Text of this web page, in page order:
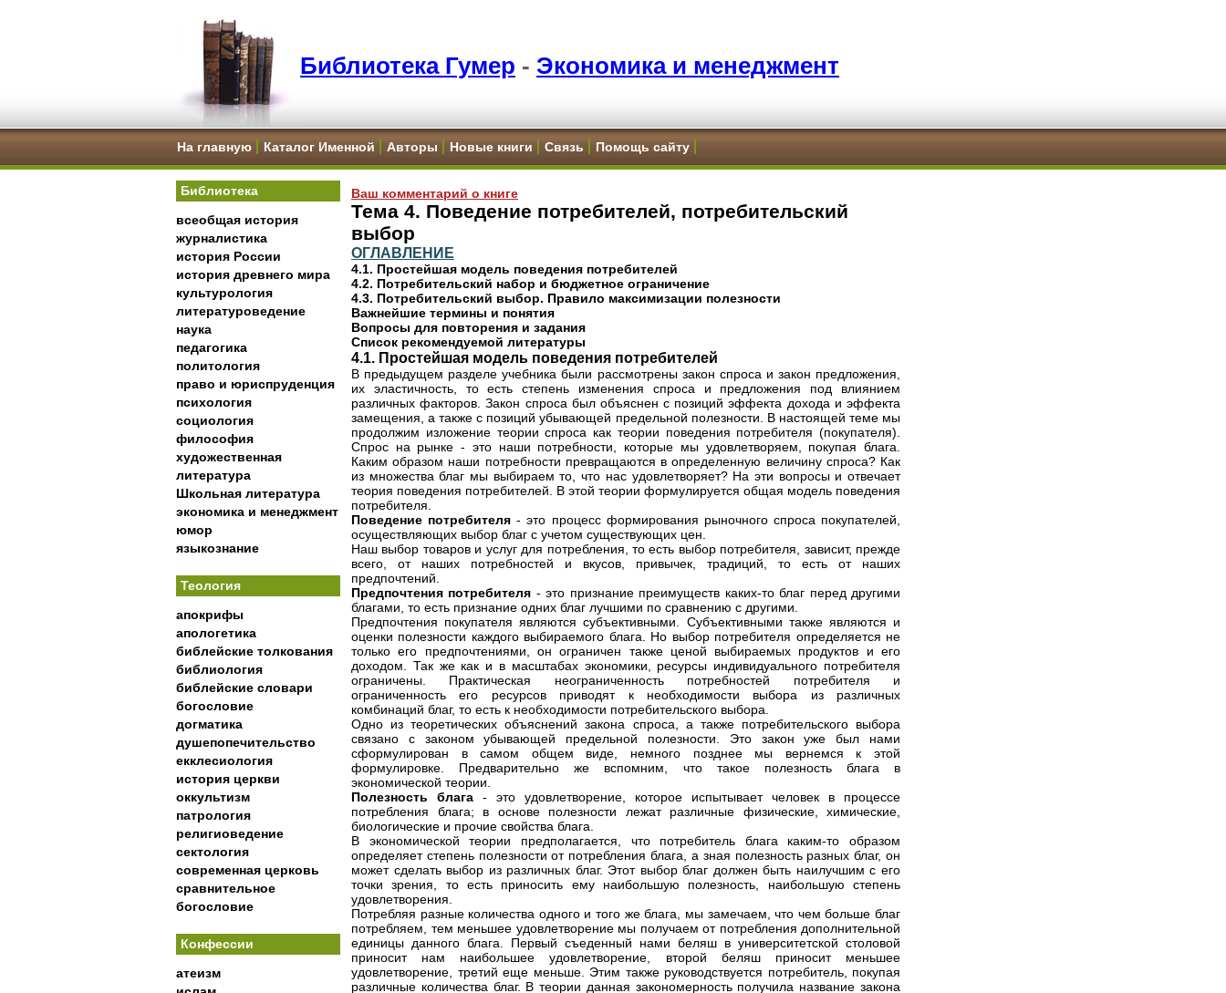
Библиотека Гумер - Экономика и менеджмент
На главную Каталог Именной Авторы Новые книги Связь Помощь сайту
Библиотека
всеобщая история
журналистика
история России
история древнего мира
культурология
литературоведение
наука
педагогика
политология
право и юриспруденция
психология
социология
философия
художественная
литература
Школьная литература
экономика и менеджмент
юмор
языкознание
Теология
апокрифы
апологетика
библейские толкования
библиология
библейские словари
богословие
догматика
душепопечительство
екклесиология
история церкви
оккультизм
патрология
религиоведение
сектология
современная церковь
сравнительное
богословие
Конфессии
атеизм
Ваш комментарий о книге
Тема 4. Поведение потребителей, потребительский
выбор
ОГЛАВЛЕНИЕ
4.1. Простейшая модель поведения потребителей
4.2. Потребительский набор и бюджетное ограничение
4.3. Потребительский выбор. Правило максимизации полезности
Важнейшие термины и понятия
Вопросы для повторения и задания
Список рекомендуемой литературы
4.1. Простейшая модель поведения потребителей
В предыдущем разделе учебника были рассмотрены закон спроса и закон предложения,
их эластичность, то есть степень изменения спроса и предложения под влиянием
различных факторов. Закон спроса был объяснен с позиций эффекта дохода и эффекта
замещения, а также с позиций убывающей предельной полезности. В настоящей теме мы
продолжим изложение теории спроса как теории поведения потребителя (покупателя).
Спрос на рынке - это наши потребности, которые мы удовлетворяем, покупая блага.
Каким образом наши потребности превращаются в определенную величину спроса? Как
из множества благ мы выбираем то, что нас удовлетворяет? На эти вопросы и отвечает
теория поведения потребителей. В этой теории формулируется общая модель поведения
потребителя.
Поведение потребителя - это процесс формирования рыночного спроса покупателей,
осуществляющих выбор благ с учетом существующих цен.
Наш выбор товаров и услуг для потребления, то есть выбор потребителя, зависит, прежде
всего, от наших потребностей и вкусов, привычек, традиций, то есть от наших
предпочтений.
Предпочтения потребителя - это признание преимуществ каких-то благ перед другими
благами, то есть признание одних благ лучшими по сравнению с другими.
Предпочтения покупателя являются субъективными. Субъективными также являются и
оценки полезности каждого выбираемого блага. Но выбор потребителя определяется не
только его предпочтениями, он ограничен также ценой выбираемых продуктов и его
доходом. Так же как и в масштабах экономики, ресурсы индивидуального потребителя
ограничены. Практическая неограниченность потребностей потребителя и
ограниченность его ресурсов приводят к необходимости выбора из различных
комбинаций благ, то есть к необходимости потребительского выбора.
Одно из теоретических объяснений закона спроса, а также потребительского выбора
связано с законом убывающей предельной полезности. Это закон уже был нами
сформулирован в самом общем виде, немного позднее мы вернемся к этой
формулировке. Предварительно же вспомним, что такое полезность блага в
экономической теории.
Полезность блага - это удовлетворение, которое испытывает человек в процессе
потребления блага; в основе полезности лежат различные физические, химические,
биологические и прочие свойства блага.
В экономической теории предполагается, что потребитель блага каким-то образом
определяет степень полезности от потребления блага, а зная полезность разных благ, он
может сделать выбор из различных благ. Этот выбор благ должен быть наилучшим с его
точки зрения, то есть приносить ему наибольшую полезность, наибольшую степень
удовлетворения.
Потребляя разные количества одного и того же блага, мы замечаем, что чем больше благ
потребляем, тем меньшее удовлетворение мы получаем от потребления дополнительной
единицы данного блага. Первый съеденный нами беляш в университетской столовой
приносит нам наибольшее удовлетворение, второй беляш приносит меньшее
удовлетворение, третий еще меньше. Этим также руководствуется потребитель, покупая
различные количества благ. В теории данная закономерность получила название закона